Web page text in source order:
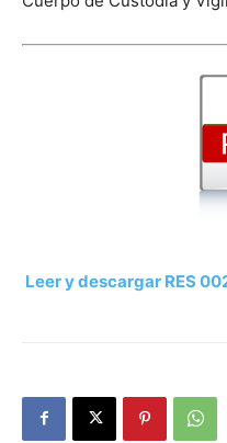
Leer y descargar RES